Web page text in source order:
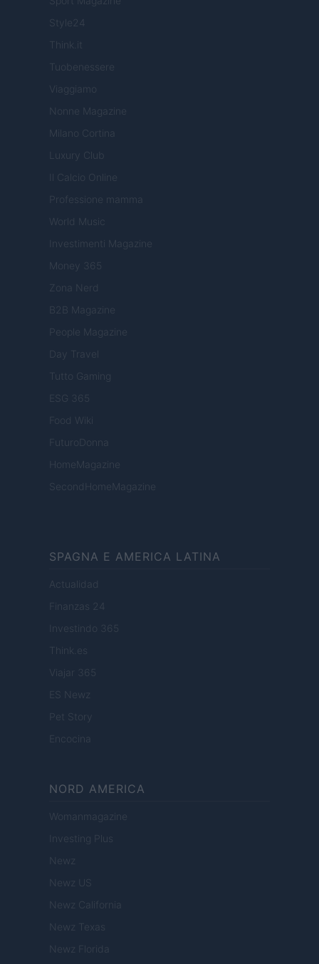
Style24
Think.it
Tuobenessere
Viaggiamo
Nonne Magazine
Milano Cortina
Luxury Club
Il Calcio Online
Professione mamma
World Music
Investimenti Magazine
Money 365
Zona Nerd
B2B Magazine
People Magazine
Day Travel
Tutto Gaming
ESG 365
Food Wiki
FuturoDonna
HomeMagazine
SecondHomeMagazine
SPAGNA E AMERICA LATINA
Actualidad
Finanzas 24
Investindo 365
Think.es
Viajar 365
ES Newz
Pet Story
Encocina
NORD AMERICA
Womanmagazine
Investing Plus
Newz
Newz US
Newz California
Newz Texas
Newz Florida